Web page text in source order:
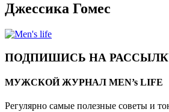
Джессика Гомес
ПОДПИШИСЬ НА
МУЖСКОЙ ЖУРНАЛ MEN’s LIFE
Регулярно самые полезные советы и